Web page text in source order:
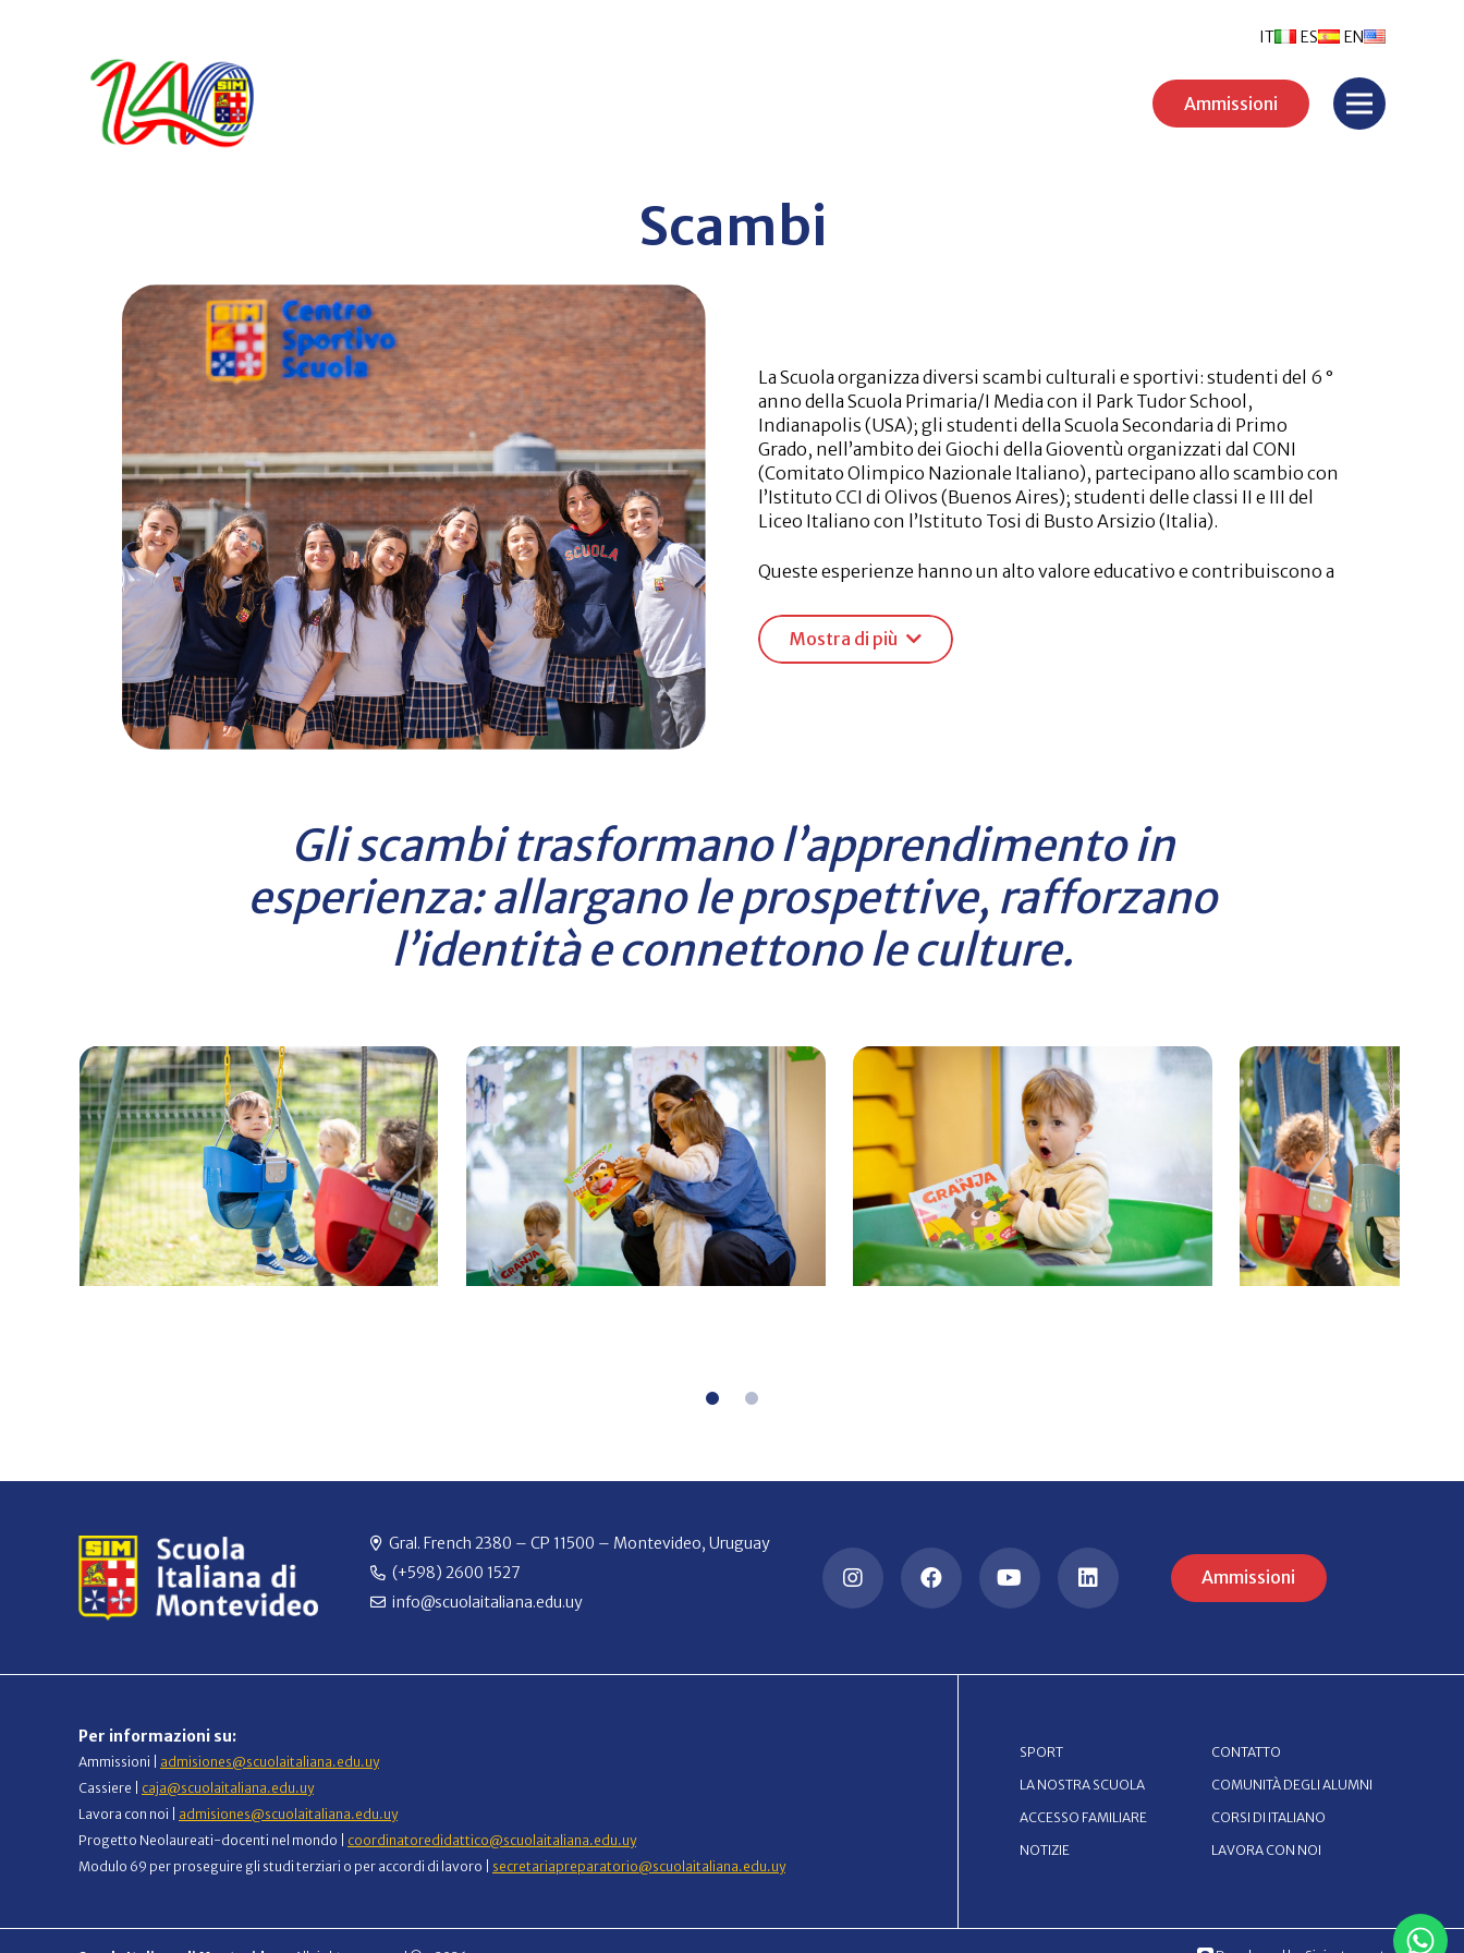
ES EN
IT
Ammissioni
Scambi
La Scuola organizza diversi scambi culturali e sportivi: studenti del 6 °
anno della Scuola Primaria/I Media con il Park Tudor School,
Indianapolis (USA); gli studenti della Scuola Secondaria di Primo
Grado, nell’ambito dei Giochi della Gioventù organizzati dal CONI
(Comitato Olimpico Nazionale Italiano), partecipano allo scambio con
l’Istituto CCI di Olivos (Buenos Aires); studenti delle classi II e III del
Liceo Italiano con l’Istituto Tosi di Busto Arsizio (Italia).
Queste esperienze hanno un alto valore educativo e contribuiscono a
didattiche, a conoscere realtà diverse e ad arricchire la dimensione
sociale e culturale degli studenti.
Mostra di più
Gli scambi trasformano l’apprendimento in
esperienza: allargano le prospettive, rafforzano
l’identità e connettono le culture.
Gral. French 2380 – CP 11500 – Montevideo, Uruguay
(+598) 2600 1527
info@scuolaitaliana.edu.uy
Ammissioni
Per informazioni su:
Ammissioni | admisiones@scuolaitaliana.edu.uy
Cassiere | caja@scuolaitaliana.edu.uy
Lavora con noi | admisiones@scuolaitaliana.edu.uy
Progetto Neolaureati-docenti nel mondo | coordinatoredidattico@scuolaitaliana.edu.uy
Modulo 69 per proseguire gli studi terziari o per accordi di lavoro | secretariapreparatorio@scuolaitaliana.edu.uy
SPORT
LA NOSTRA SCUOLA
ACCESSO FAMILIARE
NOTIZIE
CONTATTO
COMUNITÀ DEGLI ALUMNI
CORSI DI ITALIANO
LAVORA CON NOI